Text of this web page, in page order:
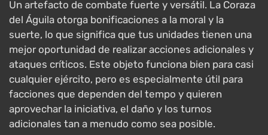
Un artefacto de combate fuerte y versátil. La Coraza
del Águila otorga bonificaciones a la moral y la
suerte, lo que significa que tus unidades tienen una
mejor oportunidad de realizar acciones adicionales y
ataques críticos. Este objeto funciona bien para casi
cualquier ejército, pero es especialmente útil para
facciones que dependen del tempo y quieren
aprovechar la iniciativa, el daño y los turnos
adicionales tan a menudo como sea posible.